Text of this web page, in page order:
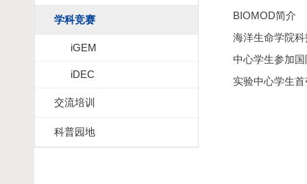
学科竞赛
iGEM
iDEC
交流培训
科普园地
BIOMOD简介
海洋生命学院
中心学生参加
实验中心学生